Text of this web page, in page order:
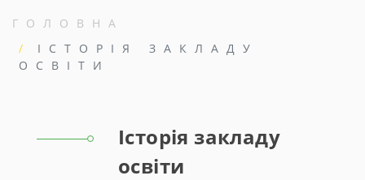
ГОЛОВНА
ІСТОРІЯ ЗАКЛАДУ
ОСВІТИ
Історія закладу
освіти